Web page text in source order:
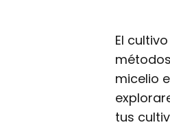
El
micelio
tus